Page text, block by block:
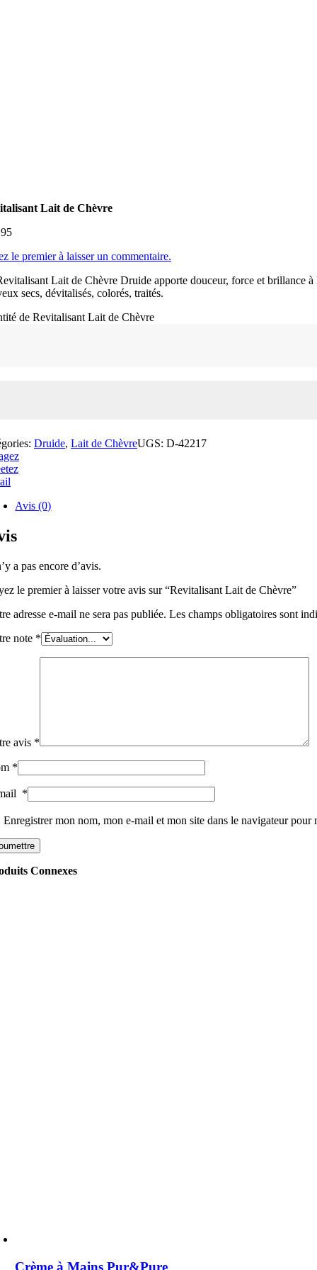
Lait de Chèvre
le premier à laisser un commentaire.
Lait de Chèvre Druide apporte douceur, force et brillance
secs, dévitalisés, colorés, traités.
de Revitalisant Lait de Chèvre
Druide, Lait de ChèvreUGS: D-42217
Avis (0)
a pas encore d’avis.
le premier à laisser votre avis sur “Revitalisant Lait de Chèvre”
adresse e-mail ne sera pas publiée. Les champs obligatoires sont
note *
avis *
*
*
Enregistrer mon nom, mon e-mail et mon site dans le navigateur pour
Connexes
Crème à Mains Pur&Pure